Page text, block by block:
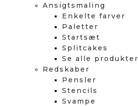
Ansigtsmaling
Enkelte farver
Paletter
Startsæt
Splitcakes
Se alle produkter
Redskaber
Pensler
Stencils
Svampe